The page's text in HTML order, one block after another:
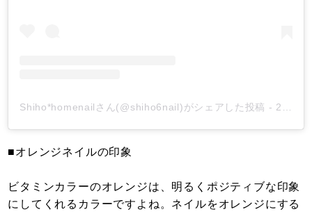
Shiho*homenailさん(@shiho6nail)がシェアした投稿 - 2019年 5月月21日午前6時44分PDT
■オレンジネイルの印象
ビタミンカラーのオレンジは、明るくポジティブな印象
にしてくれるカラーですよね。ネイルをオレンジにする